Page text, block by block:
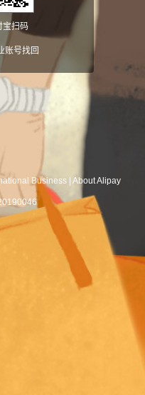
宝扫码
账号找回
Business About Alipay